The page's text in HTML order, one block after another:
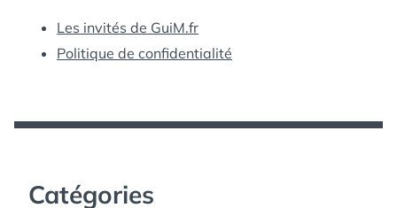
Les invités de GuiM.fr
Politique de confidentialité
Catégories